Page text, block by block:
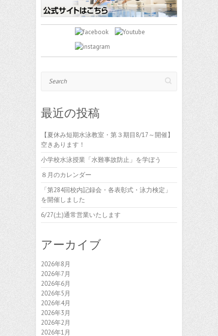
最近の投稿
【夏休み短期水泳教室・第３期目8/17～開催】
空きあります！
小学校水泳授業「水難事故防止」を学ぼう
８月のカレンダー
「第284回校内記録会・各表彰式・泳力検定」
を開催しました
6/27(土)通常営業いたします
アーカイブ
2026年8月
2026年7月
2026年6月
2026年5月
2026年4月
2026年3月
2026年2月
2026年1月